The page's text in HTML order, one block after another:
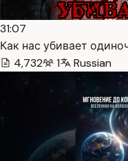
31:07
Как нас убивает
4,732
1 Russian